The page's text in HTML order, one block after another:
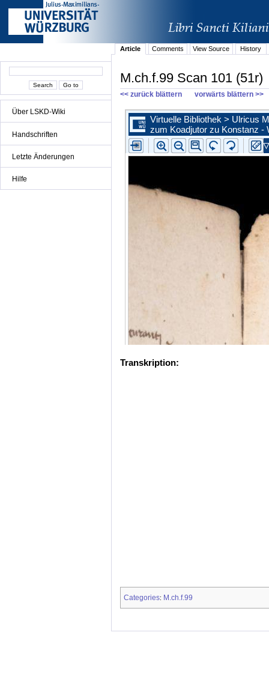
Über LSKD-Wiki
Handschriften
Letzte Änderungen
Hilfe
Article Comments View Source History
M.ch.f.99 Scan 101 (51r)
<< zurück blättern vorwärts blättern >>
Transkription:
Categories: M.ch.f.99